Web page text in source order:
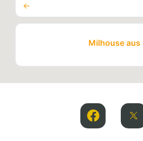
←
Milhouse aus